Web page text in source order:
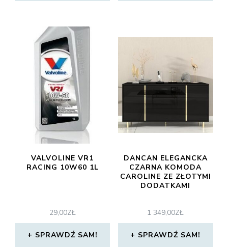
VALVOLINE VR1
RACING 10W60 1L
29,00ZŁ
SPRAWDŹ SAM!
DANCAN ELEGANCKA
CZARNA KOMODA
CAROLINE ZE ZŁOTYMI
DODATKAMI
1 349,00ZŁ
SPRAWDŹ SAM!